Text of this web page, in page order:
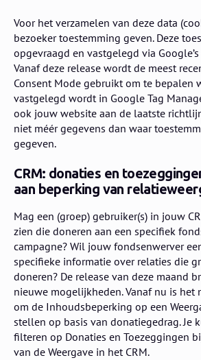
Voor het verzamelen van deze data
bezoeker toestemming geven. Deze
opgevraagd en vastgelegd via
Vanaf deze release wordt de meest
Consent Mode gebruikt om te bepalen
vastgelegd wordt in Google Tag
ook jouw website aan de laatste
niet méér gegevens dan waar
gegeven.
CRM: donaties en
aan beperking van
Mag een (groep) gebruiker(s) in jouw
zien die doneren aan een specifiek
campagne? Wil jouw fondsenwerver
specifieke informatie over relaties die
doneren? De release van deze maand
nieuwe mogelijkheden. Vanaf nu is
om de Inhoudsbeperking op een
stellen op basis van donatiegedrag. Je
filteren op Donaties en Toezeggingen
van de Weergave in het CRM.